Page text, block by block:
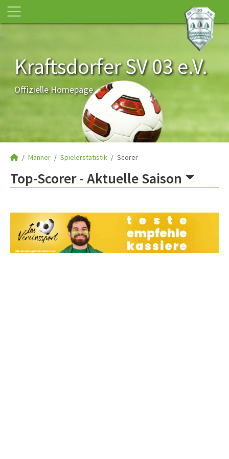
Kraftsdorfer SV 03 e.V.
Offizielle Homepage
Männer Spielerstatistik Scorer
Top-Scorer -Aktuelle Saison